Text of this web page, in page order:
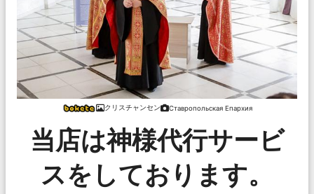
クリスチャンセン Ставропольская Епархия
当店は神様代行サービ
スをしております。